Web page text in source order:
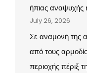
ήπιας
July 26, 2026
Σε αναμονή της
από τους
περιοχής πέριξ